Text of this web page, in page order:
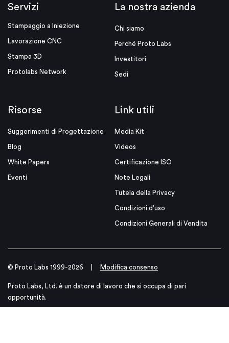
Servizi
Stampaggio a Iniezione
Lavorazione CNC
Stampa 3D
Protolabs Network
La nostra azienda
Chi siamo
Perché Proto Labs
Investitori
Sedi
Risorse
Suggerimenti di Progettazione
Blog
White Papers
Eventi
Link utili
Media Kit
Videos
Certificazione ISO
Note Legali
Tutela della Privacy
Condizioni d'uso
Condizioni Generali di Vendita
© Proto Labs 1999-2026 Modifica consenso
Proto Labs, Ltd. è un datore di lavoro che si occupa di pari
opportunità.